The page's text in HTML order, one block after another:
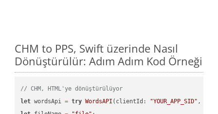
CHM to PPS, Swift üzerinde Nasıl
Dönüştürülür: Adım Adım Kod Örneği
// CHM, HTML'ye dönüştürülüyor
let wordsApi = try WordsAPI (clientId: "YOUR_APP_SID" ,